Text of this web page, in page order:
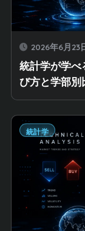
2026年6月23
統計学が学べ
び方と学部別
統計学